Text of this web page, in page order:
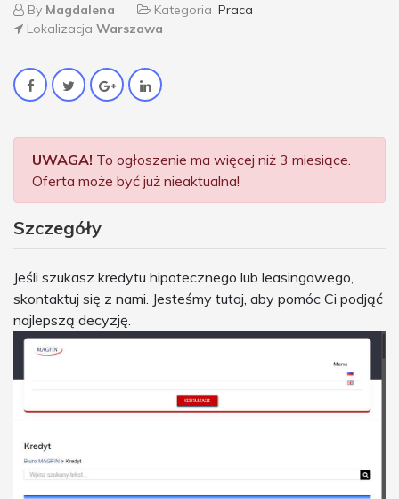
By Magdalena Kategoria Praca
Lokalizacja Warszawa
UWAGA! To ogłoszenie ma więcej niż 3 miesiące.
Oferta może być już nieaktualna!
Szczegóły
Jeśli szukasz kredytu hipotecznego lub leasingowego,
skontaktuj się z nami. Jesteśmy tutaj, aby pomóc Ci podjąć
najlepszą decyzję.